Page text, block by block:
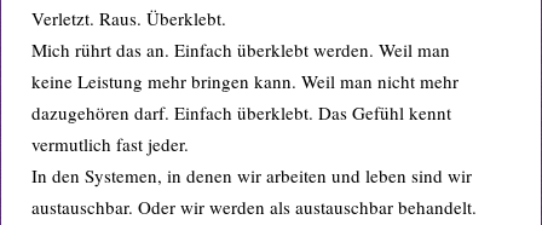
Verletzt. Raus. Überklebt.
Mich rührt das an. Einfach überklebt werden. Weil man
keine Leistung mehr bringen kann. Weil man nicht mehr
dazugehören darf. Einfach überklebt. Das Gefühl kennt
vermutlich fast jeder.
In den Systemen, in denen wir arbeiten und leben sind wir
austauschbar. Oder wir werden als austauschbar behandelt.